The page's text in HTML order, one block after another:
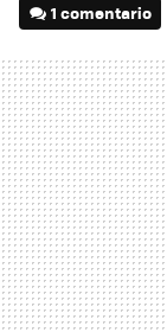
1 comentario